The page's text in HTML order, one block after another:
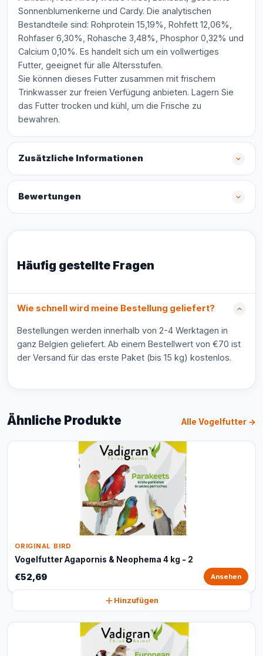
Sonnenblumenkerne und Cardy. Die analytischen
Bestandteile sind: Rohprotein 15,19%, Rohfett 12,06%,
Rohfaser 6,30%, Rohasche 3,48%, Phosphor 0,32% und
Calcium 0,10%. Es handelt sich um ein vollwertiges
Futter, geeignet für alle Altersstufen.
Sie können dieses Futter zusammen mit frischem
Trinkwasser zur freien Verfügung anbieten. Lagern Sie
das Futter trocken und kühl, um die Frische zu
bewahren.
Zusätzliche Informationen
Bewertungen
Häufig gestellte Fragen
Wie schnell wird meine Bestellung geliefert?
Bestellungen werden innerhalb von 2-4 Werktagen in
ganz Belgien geliefert. Ab einem Bestellwert von €70 ist
der Versand für das erste Paket (bis 15 kg) kostenlos.
Ähnliche Produkte Alle Vogelfutter →
ORIGINAL BIRD
Vogelfutter Agapornis & Neophema 4 kg - 2
€52,69 Ansehen
Hinzufügen